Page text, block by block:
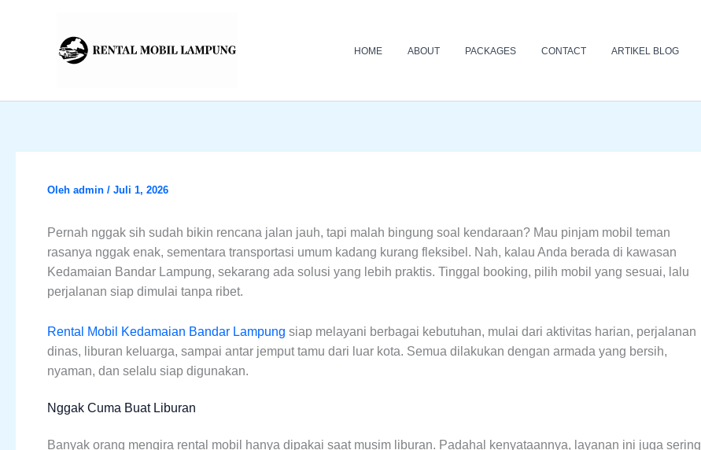
HOME ABOUT PACKAGES CONTACT ARTIKEL BLOG
Oleh admin / Juli 1, 2026
Pernah nggak sih sudah bikin rencana jalan jauh, tapi malah bingung soal kendaraan? Mau pinjam mobil teman
rasanya nggak enak, sementara transportasi umum kadang kurang fleksibel. Nah, kalau Anda berada di kawasan
Kedamaian Bandar Lampung, sekarang ada solusi yang lebih praktis. Tinggal booking, pilih mobil yang sesuai, lalu
perjalanan siap dimulai tanpa ribet.
Rental Mobil Kedamaian Bandar Lampung siap melayani berbagai kebutuhan, mulai dari aktivitas harian, perjalanan
dinas, liburan keluarga, sampai antar jemput tamu dari luar kota. Semua dilakukan dengan armada yang bersih,
nyaman, dan selalu siap digunakan.
Nggak Cuma Buat Liburan
Banyak orang mengira rental mobil hanya dipakai saat musim liburan. Padahal kenyataannya, layanan ini juga sering